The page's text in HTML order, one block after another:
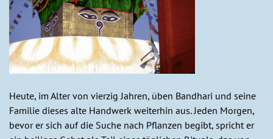
Heute, im Alter von vierzig Jahren, üben Bandhari und seine
Familie dieses alte Handwerk weiterhin aus. Jeden Morgen,
bevor er sich auf die Suche nach Pflanzen begibt, spricht er